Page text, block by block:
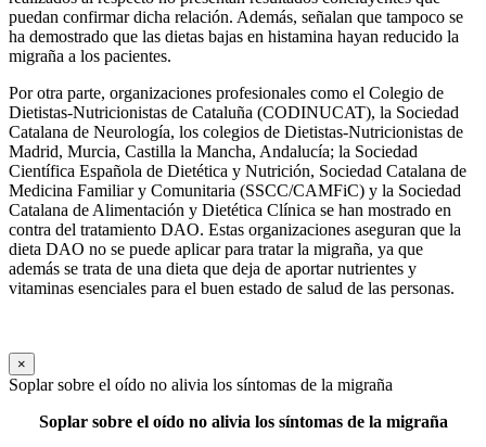
puedan confirmar dicha relación. Además, señalan que tampoco se
ha demostrado que las dietas bajas en histamina hayan reducido la
migraña a los pacientes.
Por otra parte, organizaciones profesionales como el Colegio de
Dietistas-Nutricionistas de Cataluña (CODINUCAT), la Sociedad
Catalana de Neurología, los colegios de Dietistas-Nutricionistas de
Madrid, Murcia, Castilla la Mancha, Andalucía; la Sociedad
Científica Española de Dietética y Nutrición, Sociedad Catalana de
Medicina Familiar y Comunitaria (SSCC/CAMFiC) y la Sociedad
Catalana de Alimentación y Dietética Clínica se han mostrado en
contra del tratamiento DAO. Estas organizaciones aseguran que la
dieta DAO no se puede aplicar para tratar la migraña, ya que
además se trata de una dieta que deja de aportar nutrientes y
vitaminas esenciales para el buen estado de salud de las personas.
×
Soplar sobre el oído no alivia los síntomas de la migraña
Soplar sobre el oído no alivia los síntomas de la migraña